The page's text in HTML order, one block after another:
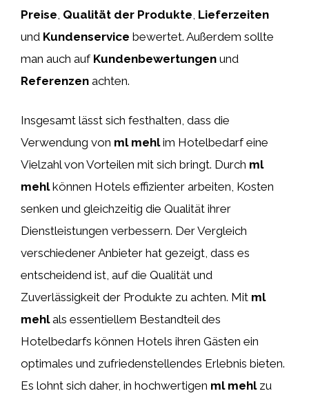
Preise Qualität der Produkte Lieferzeiten
und Kundenservice bewertet. Außerdem sollte
man auch auf Kundenbewertungen und
Referenzen achten.
Insgesamt lässt sich festhalten, dass die
Verwendung von ml mehlim Hotelbedarf eine
Vielzahl von Vorteilen mit sich bringt. Durch ml
mehlkönnen Hotels effizienter arbeiten, Kosten
senken und gleichzeitig die Qualität ihrer
Dienstleistungen verbessern. Der Vergleich
verschiedener Anbieter hat gezeigt, dass es
entscheidend ist, auf die Qualität und
Zuverlässigkeit der Produkte zu achten. Mit ml
mehlals essentiellem Bestandteil des
Hotelbedarfs können Hotels ihren Gästen ein
optimales und zufriedenstellendes Erlebnis bieten.
Es lohnt sich daher, in hochwertigen ml mehlzu